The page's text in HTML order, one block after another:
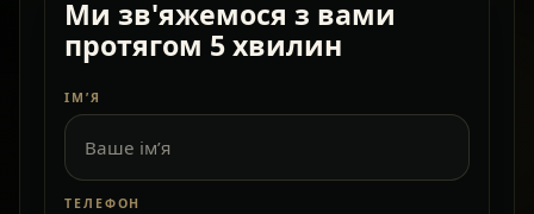
Ми зв'яжемося з вами
протягом 5 хвилин
ІМ’Я
ТЕЛЕФОН